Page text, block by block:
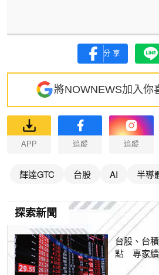
分享
將NOWNEWS加入你
APP 追蹤 追蹤
輝達GTC 台股 AI 半導
探索新聞
台股、台
點 專家續